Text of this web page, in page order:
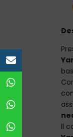
Il
WhatsApp
Officina Nola
Officina